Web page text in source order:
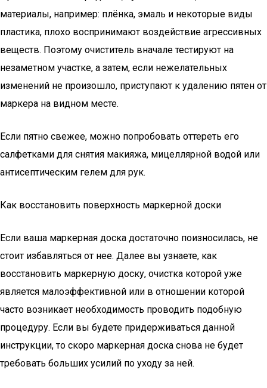
материалы, например: плёнка, эмаль и некоторые виды
пластика, плохо воспринимают воздействие агрессивных
веществ. Поэтому очиститель вначале тестируют на
незаметном участке, а затем, если нежелательных
изменений не произошло, приступают к удалению пятен от
маркера на видном месте.
Если пятно свежее, можно попробовать оттереть его
салфетками для снятия макияжа, мицеллярной водой или
антисептическим гелем для рук.
Как восстановить поверхность маркерной доски
Если ваша маркерная доска достаточно поизносилась, не
стоит избавляться от нее. Далее вы узнаете, как
восстановить маркерную доску, очистка которой уже
является малоэффективной или в отношении которой
часто возникает необходимость проводить подобную
процедуру. Если вы будете придерживаться данной
инструкции, то скоро маркерная доска снова не будет
требовать больших усилий по уходу за ней.